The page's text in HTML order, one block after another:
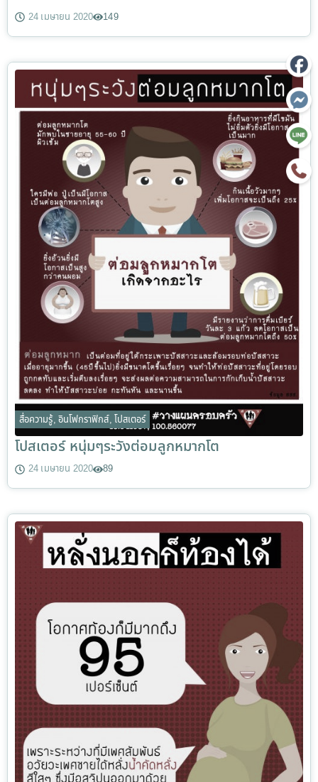
24 เมษายน 2020 149
สื่อความรู้, อินโฟกราฟิกส์, โปสเตอร์
โปสเตอร์ หนุ่มๆระวังต่อมลูกหมากโต
24 เมษายน 2020 89